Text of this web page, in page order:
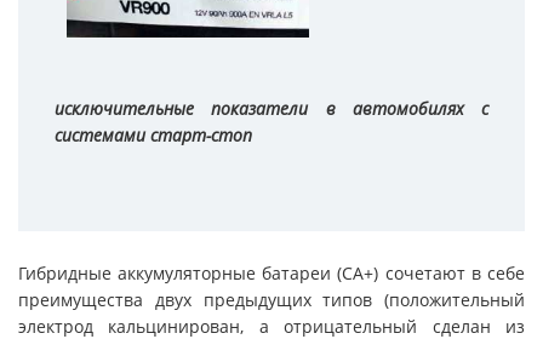
исключительные показатели в автомобилях с
системами старт-стоп
Гибридные аккумуляторные батареи (СА+) сочетают в себе
преимущества двух предыдущих типов (положительный
электрод кальцинирован, а отрицательный сделан из